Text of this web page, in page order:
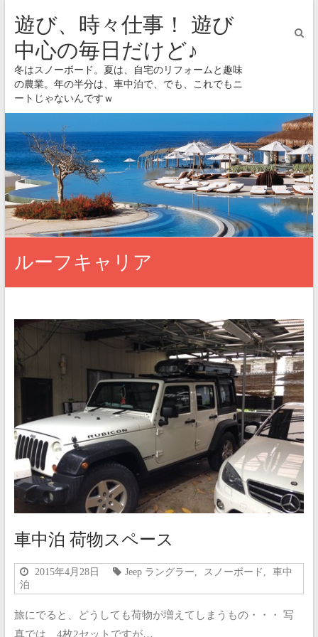
遊び、時々仕事！ 遊び
中心の毎日だけど♪
冬はスノーボード。夏は、自宅のリフォームと趣味
の農業。年の半分は、車中泊で、でも、これでもニ
ートじゃないんですｗ
ルーフキャリア
車中泊 荷物スペース
2015年4月28日 Jeep ラングラー スノーボード
車中
泊
旅にでると、どうしても荷物が増えてしまうもの・・・ 写
真では、4枚2セットですが…